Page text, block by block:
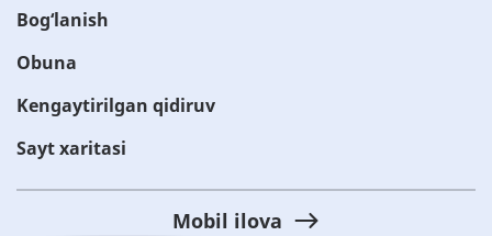
Bog‘lanish
Obuna
Kengaytirilgan qidiruv
Sayt xaritasi
Mobil ilova